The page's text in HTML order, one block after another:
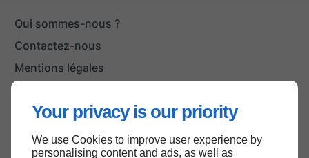
Your privacy is our priority
We use Cookies to improve user experience by
personalising content and ads, as well as
Qui sommes-nous ?
Contactez-nous
Mentions légales
Haut de page